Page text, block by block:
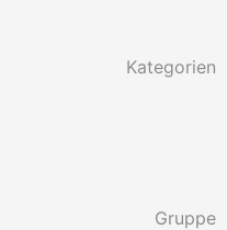
Kategorien
Gruppe